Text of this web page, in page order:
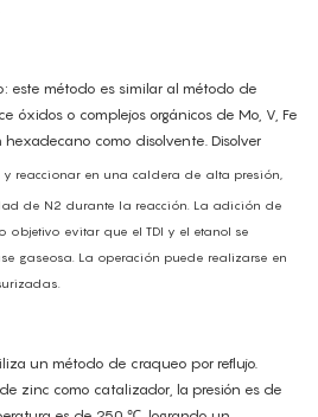
este método es similar al método de
óxidos o complejos orgánicos de Mo, V, Fe
como disolvente. Disolver
y reaccionar en una caldera de alta presión,
de N2 durante la reacción. La adición de
objetivo evitar que el TDI y el etanol se
gaseosa. La operación puede realizarse en
un método de craqueo por reflujo.
zinc como catalizador, la presión es de